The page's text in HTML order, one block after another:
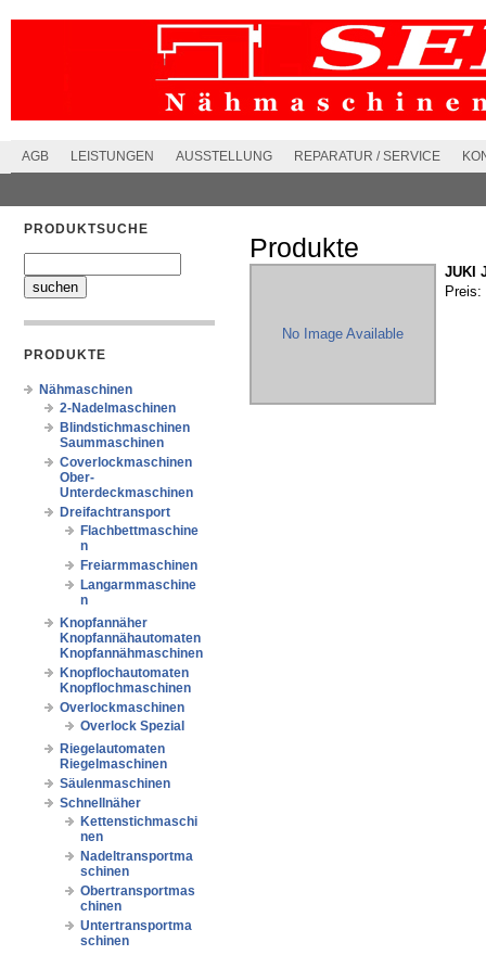
AGB LEISTUNGEN AUSSTELLUNG REPARATUR / SERVICE
PRODUKTSUCHE
PRODUKTE
Nähmaschinen
2-Nadelmaschinen
Blindstichmaschinen
Saummaschinen
Coverlockmaschinen
Ober-
Unterdeckmaschinen
Dreifachtransport
Flachbettmaschine
n
Freiarmmaschinen
Langarmmaschine
n
Knopfannäher
Knopfannähautomaten
Knopfannähmaschinen
Knopflochautomaten
Knopflochmaschinen
Overlockmaschinen
Overlock Spezial
Riegelautomaten
Riegelmaschinen
Säulenmaschinen
Schnellnäher
Kettenstichmaschi
nen
Nadeltransportma
schinen
Obertransportmas
chinen
Untertransportma
schinen
Produkte
No Image Available
JUKI
Preis: